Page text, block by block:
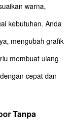
warna,
kebutuhan. Anda
mengubah grafik
membuat ulang
cepat dan
Tanpa